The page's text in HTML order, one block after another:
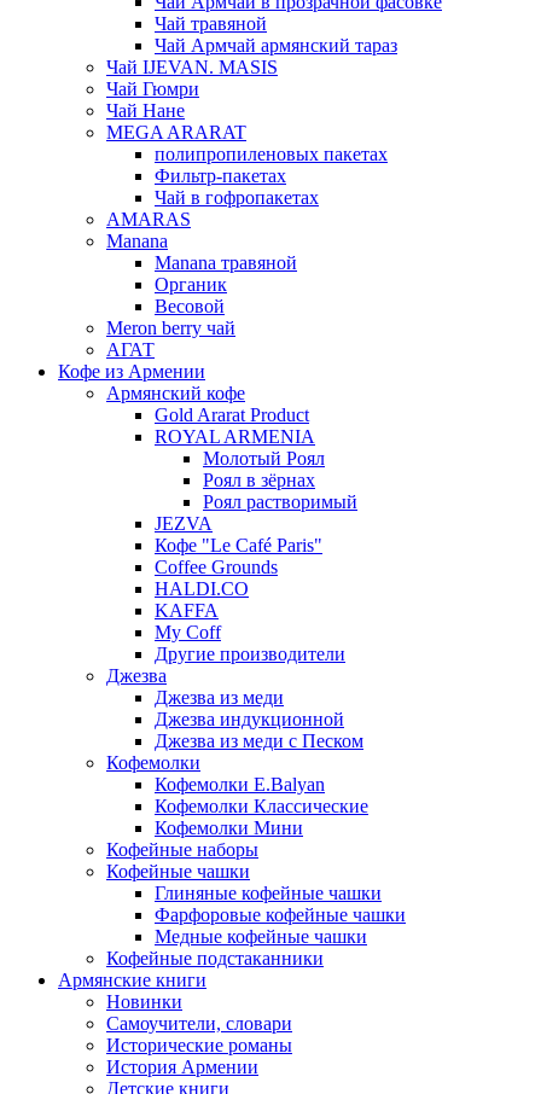
Чай травяной
Чай Армчай армянский тараз
Чай IJEVAN. MASIS
Чай Гюмри
Чай Нане
MEGA ARARAT
полипропиленовых пакетах
Фильтр-пакетах
Чай в гофропакетах
AMARAS
Manana
Manana травяной
Органик
Весовой
Meron berry чай
АГАТ
Кофе из Армении
Армянский кофе
Gold Ararat Product
ROYAL ARMENIA
Молотый Роял
Роял в зёрнах
Роял растворимый
JEZVA
Кофе "Le Café Paris"
Coffee Grounds
HALDI.CO
KAFFA
My Coff
Другие производители
Джезва
Джезва из меди
Джезва индукционной
Джезва из меди с Песком
Кофемолки
Кофемолки E.Balyan
Кофемолки Классические
Кофемолки Мини
Кофейные наборы
Кофейные чашки
Глиняные кофейные чашки
Фарфоровые кофейные чашки
Медные кофейные чашки
Кофейные подстаканники
Армянские книги
Новинки
Самоучители, словари
Исторические романы
История Армении
Детские книги